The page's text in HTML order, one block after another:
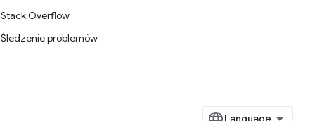
Stack Overflow
Śledzenie problemów